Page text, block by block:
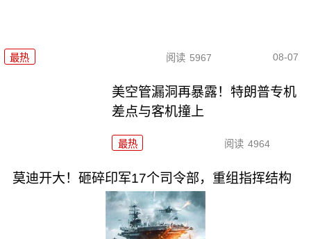
最热 阅读 5967 08-07
美空管漏洞再暴露！特朗普专机
差点与客机撞上
最热 阅读 4964
莫迪开大！砸碎印军17个司令部，重组指挥结构